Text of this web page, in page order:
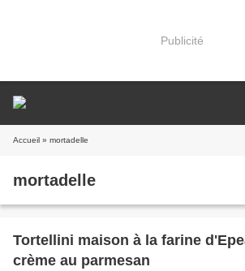
Publicité
Accueil » mortadelle
mortadelle
Tortellini maison à la farine
crème au parmesan